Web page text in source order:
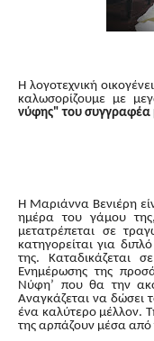
Η λογοτεχνική
καλωσορίζουμε με
νύφης" του συγγραφέα
Η Μαριάννα Βενιέρη
ημέρα του γάμου
μετατρέπεται σε
κατηγορείται για
της. Καταδικάζεται
Ενημέρωσης της
Νύφη’ που θα την
Αναγκάζεται να δώσει
ένα καλύτερο μέλλον.
της αρπάζουν μέσα από